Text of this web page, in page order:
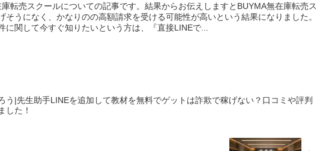
庫転売スクールについての記事です。結果からお伝えしますとBUYMA無在庫転売ス
そうになく、かなりのの高額請求を受ける可能性が高いという結果になりました。
に関して今すぐ知りたいという方は、『直接LINEで...
う|先生助手LINEを追加して教材を無料でゲットは詐欺で稼げない？口コミや評判
した！